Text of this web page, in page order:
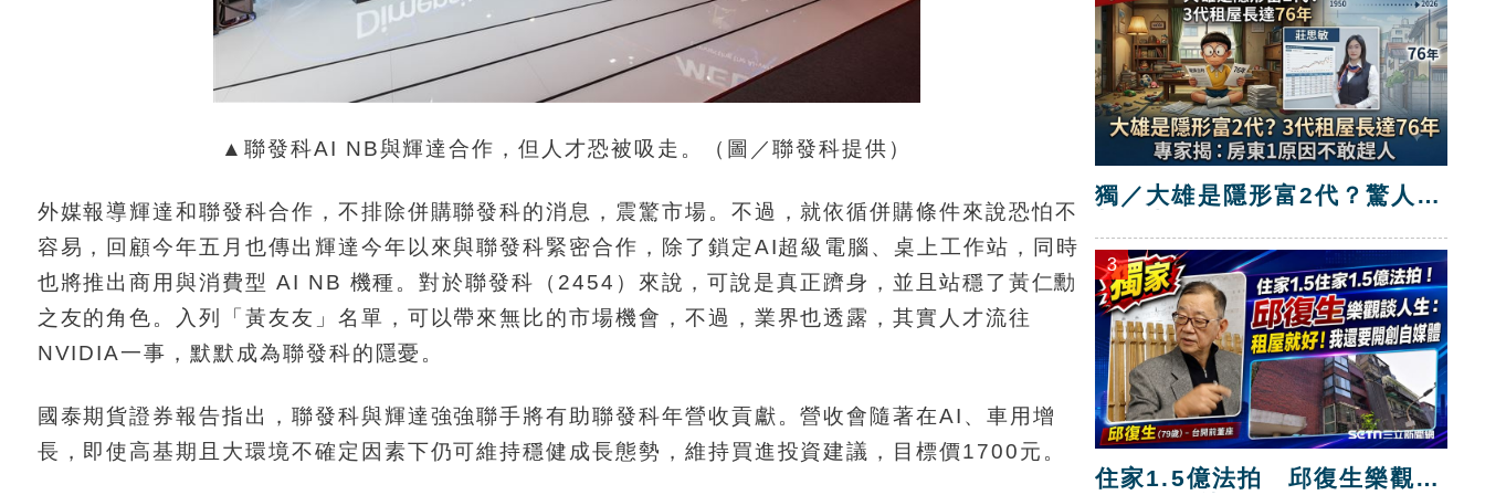
▲聯發科AI NB與輝達合作，但人才恐被吸走。（圖／聯發科提供）
外媒報導輝達和聯發科合作，不排除併購聯發科的消息，震驚市場。不過，就依循併購條件來說恐怕不
容易，回顧今年五月也傳出輝達今年以來與聯發科緊密合作，除了鎖定AI超級電腦、桌上工作站，同時
也將推出商用與消費型 AI NB 機種。對於聯發科（2454）來說，可說是真正躋身，並且站穩了黃仁勳
之友的角色。入列「黃友友」名單，可以帶來無比的市場機會，不過，業界也透露，其實人才流往
NVIDIA一事，默默成為聯發科的隱憂。
國泰期貨證券報告指出，聯發科與輝達強強聯手將有助聯發科年營收貢獻。營收會隨著在AI、車用增
長，即使高基期且大環境不確定因素下仍可維持穩健成長態勢，維持買進投資建議，目標價1700元。
獨／大雄是隱形富2代？驚人真
3
住家1.5億法拍 邱復生樂觀